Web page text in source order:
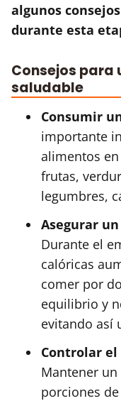
algunos
durante esta
Consejos
saludable
Consumir
importante
alimentos
frutas,
legumbres,
Asegurar
Durante el
calóricas
comer por
equilibrio y
evitando así
Controlar el
Mantener
porciones